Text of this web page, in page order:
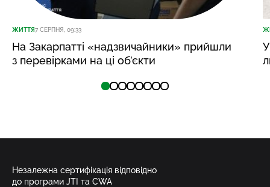
ЖИТТЯ7 СЕРПНЯ, 09:33
На Закарпатті «надзвичайники» прийшли
з перевірками на ці об’єкти
Незалежна сертифікація відповідно
до програми JTI та CWA